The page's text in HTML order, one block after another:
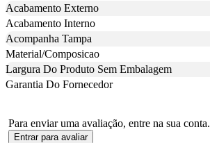
Acabamento Externo
Acabamento Interno
Acompanha Tampa
Material/Composicao
Largura Do Produto Sem Embalagem
Garantia Do Fornecedor
Para enviar uma avaliação, entre na sua conta.
Entrar para avaliar